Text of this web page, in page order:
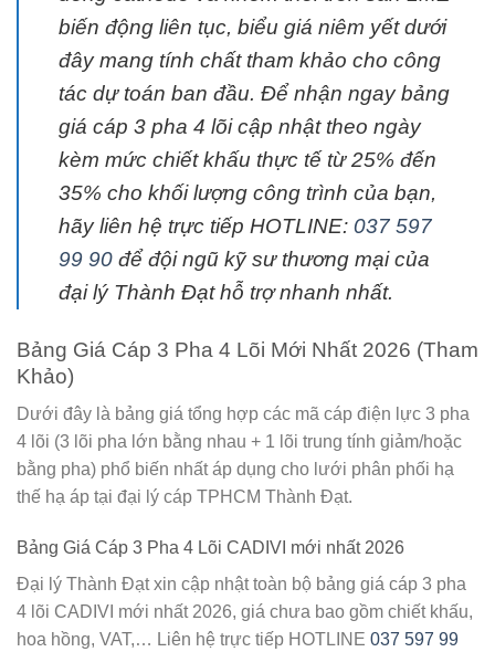
biến động liên tục, biểu giá niêm yết dưới
đây mang tính chất tham khảo cho công
tác dự toán ban đầu. Để nhận ngay bảng
giá cáp 3 pha 4 lõi cập nhật theo ngày
kèm mức chiết khấu thực tế từ 25% đến
35% cho khối lượng công trình của bạn,
hãy liên hệ trực tiếp HOTLINE: 037 597
99 90 để đội ngũ kỹ sư thương mại của
đại lý Thành Đạthỗ trợ nhanh nhất.
Bảng Giá Cáp 3 Pha 4 Lõi Mới Nhất 2026 (Tham
Khảo)
Dưới đây là bảng giá tổng hợp các mã cáp điện lực 3 pha
4 lõi (3 lõi pha lớn bằng nhau + 1 lõi trung tính giảm/hoặc
bằng pha) phổ biến nhất áp dụng cho lưới phân phối hạ
thế hạ áp tại đại lý cáp TPHCM Thành Đạt.
Bảng Giá Cáp 3 Pha 4 Lõi CADIVI mới nhất 2026
Đại lý Thành Đạt xin cập nhật toàn bộ bảng giá cáp 3 pha
4 lõi CADIVI mới nhất 2026, giá chưa bao gồm chiết khấu,
hoa hồng, VAT,… Liên hệ trực tiếp HOTLINE 037 597 99